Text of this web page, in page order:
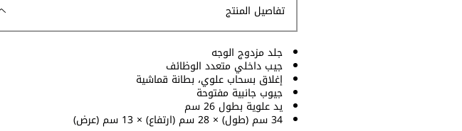
تفاصيل المنتج
جلد مزدوج الوجه
جيب داخلي متعدد الوظائف
إغلاق بسحاب علوي، بطانة قماشية
جيوب جانبية مفتوحة
يد علوية بطول 26 سم
34 سم (طول) × 28 سم (ارتفاع) × 13 سم (عرض)